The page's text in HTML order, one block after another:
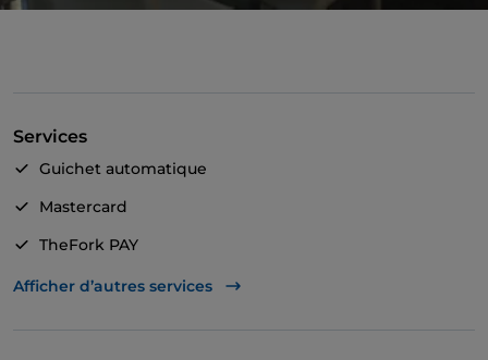
Services
Guichet automatique
Mastercard
TheFork PAY
UnionPay via TheFork PAY
Afficher d’autres services